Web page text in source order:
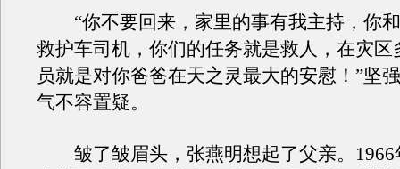
“你不要回来，家里的事有我主持，你
救护车司机，你们的任务就是救人，在灾区
员就是对你爸爸在天之灵最大的安慰！”坚
气不容置疑。
皱了皱眉头，张燕明想起了父亲。1966